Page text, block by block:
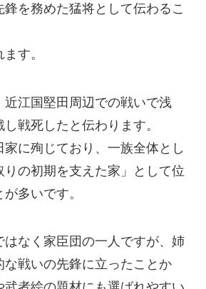
鋒を務めた猛将として伝わるこ
す。
近江国堅田周辺での戦いで浅
戦死したと伝わります。
に殉じており、一族全体とし
りの初期を支えた家」として位
多いです。
はなく家臣団の一人ですが、姉
な戦いの先鋒に立ったことか